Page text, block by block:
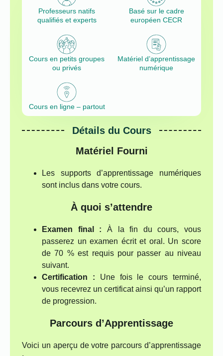
Professeurs natifs
qualifiés et experts
Basé sur le cadre
européen CECR
Cours en petits groupes
ou privés
Matériel d’apprentissage
numérique
Cours en ligne – partout
Détails du Cours
Matériel Fourni
Les supports d’apprentissage numériques
sont inclus dans votre cours.
À quoi s’attendre
Examen final : À la fin du cours, vous
passerez un examen écrit et oral. Un score
de 70 % est requis pour passer au niveau
suivant.
Certification : Une fois le cours terminé,
vous recevrez un certificat ainsi qu’un rapport
de progression.
Parcours d’Apprentissage
Voici un aperçu de votre parcours d’apprentissage